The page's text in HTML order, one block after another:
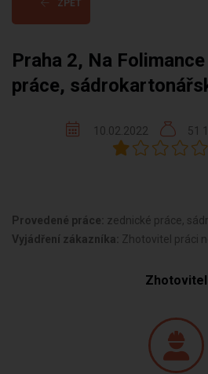
ZPĚT
Praha 2, Na
práce,
10.02.2022
51
Provedené práce: zednické práce,
Vyjádření zákazníka: Zhotovitel práci
Zhotovitel